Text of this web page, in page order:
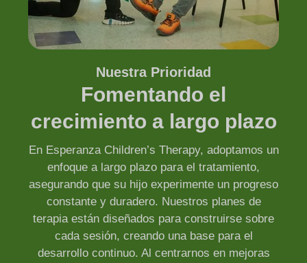
Nuestra Prioridad
Fomentando el
crecimiento a largo plazo
En Esperanza Children’s Therapy, adoptamos un
enfoque a largo plazo para el tratamiento,
asegurando que su hijo experimente un progreso
constante y duradero. Nuestros planes de
terapia están diseñados para construirse sobre
cada sesión, creando una base para el
desarrollo continuo. Al centrarnos en mejoras